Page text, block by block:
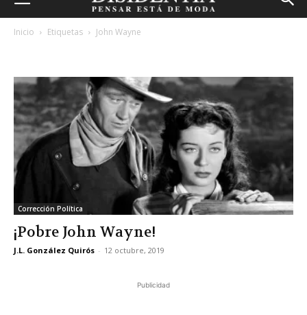
Inicio Etiquetas John Wayne
Corrección Política
¡Pobre John Wayne!
J.L. González Quirós - 12 octubre, 2019
Publicidad